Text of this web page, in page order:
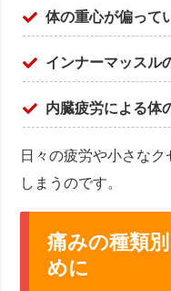
体の重心が偏って
インナーマッスル
内臓疲労による体
日々の疲労や小さな
しまうのです。
痛みの種類
めに